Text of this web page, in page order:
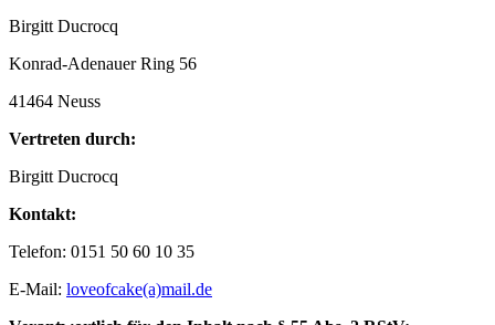
Birgitt Ducrocq
Konrad-Adenauer Ring 56
41464 Neuss
Vertreten durch:
Birgitt Ducrocq
Kontakt:
Telefon: 0151 50 60 10 35
E-Mail: loveofcake(a)mail.de